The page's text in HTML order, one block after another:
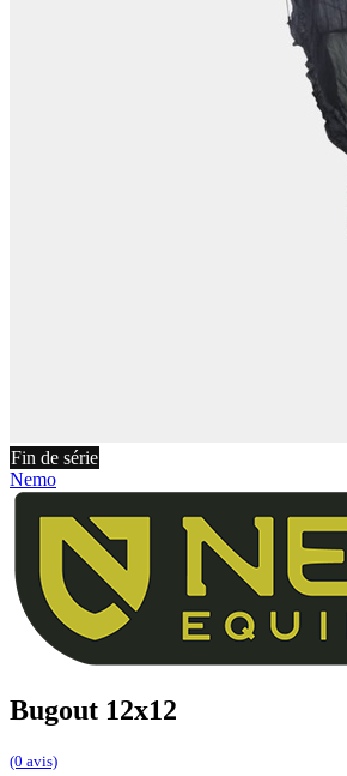
Fin de série
Nemo
Bugout 12x12
(0 avis)